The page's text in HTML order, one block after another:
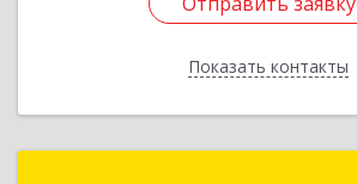
Показать контакты
Назад